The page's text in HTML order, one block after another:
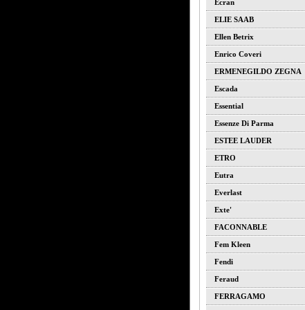
Ecran
ELIE SAAB
Ellen Betrix
Enrico Coveri
ERMENEGILDO ZEGNA
Escada
Essential
Essenze Di Parma
ESTEE LAUDER
ETRO
Eutra
Everlast
Exte'
FACONNABLE
Fem Kleen
Fendi
Feraud
FERRAGAMO